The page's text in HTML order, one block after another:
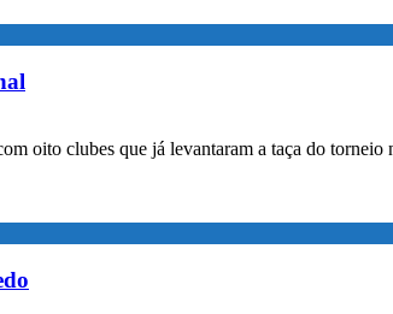
oito clubes que já levantaram a taça do